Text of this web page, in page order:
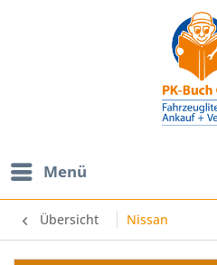
Menü
Übersicht Nissan